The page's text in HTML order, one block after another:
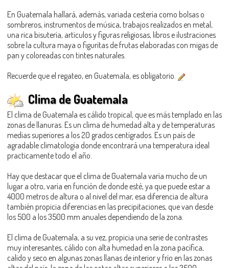
En Guatemala hallará, además, variada cestería como bolsas o
sombreros, instrumentos de música, trabajos realizados en metal,
una rica bisutería, artículos y figuras religiosas, libros e ilustraciones
sobre la cultura maya o figuritas de frutas elaboradas con migas de
pan y coloreadas con tintes naturales.
Recuerde que el regateo, en Guatemala, es obligatorio.
Clima de Guatemala
El clima de Guatemala es cálido tropical, que es más templado en las
zonas de llanuras. Es un clima de humedad alta y de temperaturas
medias superiores a los 20 grados centígrados. Es un país de
agradable climatología donde encontrará una temperatura ideal
practicamente todo el año.
Hay que destacar que el clima de Guatemala varía mucho de un
lugar a otro, varía en función de donde esté, ya que puede estar a
4000 metros de altura o al nivel del mar, esa diferencia de altura
también propicia diferencias en las precipitaciones, que van desde
los 500 a los 3500 mm anuales dependiendo de la zona.
El clima de Guatemala, a su vez, propicia una serie de contrastes
muy interesantes, cálido con alta humedad en la zona pacífica,
calido y seco en algunas zonas llanas de interior y frío en las zonas